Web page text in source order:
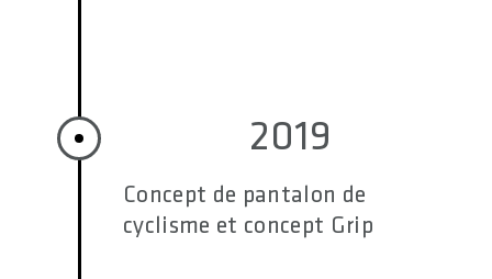
2019
Concept de pantalon de
cyclisme et concept Grip